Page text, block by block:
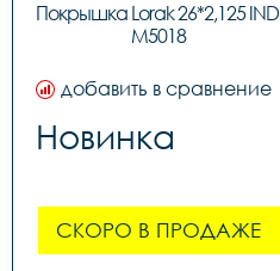
Покрышка Lorak 26*2,125 IND
M5018
добавить в сравнение
Новинка
СКОРО В ПРОДАЖЕ